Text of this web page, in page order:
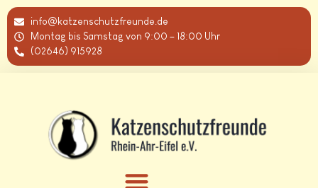
info@katzenschutzfreunde.de
Montag bis Samstag von 9:00 – 18:00 Uhr
(02646) 915928